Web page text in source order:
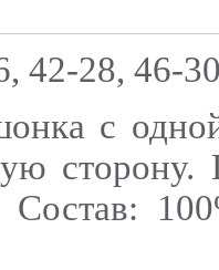
42-28, 46-
с
сторону.
Состав: